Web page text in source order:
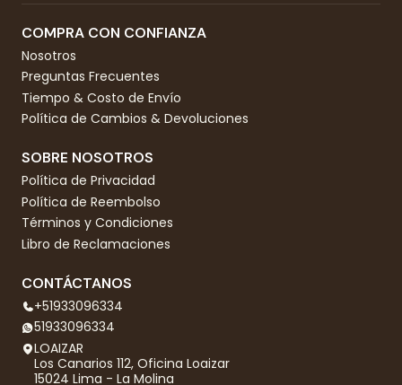
COMPRA CON CONFIANZA
Nosotros
Preguntas Frecuentes
Tiempo & Costo de Envío
Política de Cambios & Devoluciones
SOBRE NOSOTROS
Política de Privacidad
Política de Reembolso
Términos y Condiciones
Libro de Reclamaciones
CONTÁCTANOS
+51933096334
51933096334
LOAIZAR
Los Canarios 112, Oficina Loaizar
15024 Lima - La Molina